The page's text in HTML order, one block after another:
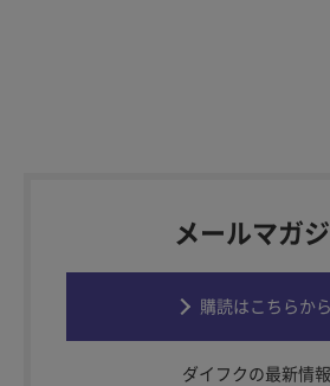
メールマガ
購読はこちらから
ダイフクの最新情